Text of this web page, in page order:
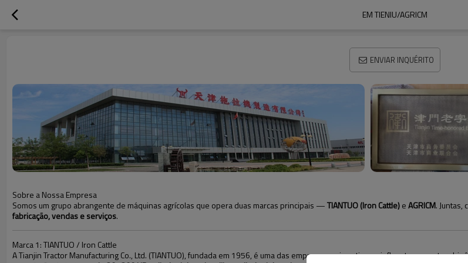
EM TIENIU/AGRICM
ENVIAR INQUÉRITO
Sobre a Nossa Empresa
Somos um grupo abrangente de máquinas agrícolas que opera duas marcas principais —TIANTUO (Iron Cattle)eAGRICM.
fabricação, vendas e serviços.
Marca 1: TIANTUO / Iron Cattle
A Tianjin Tractor Manufacturing Co., Ltd. (TIANTUO), fundada em 1956, é uma das empresas mais antigas e influentes no setor